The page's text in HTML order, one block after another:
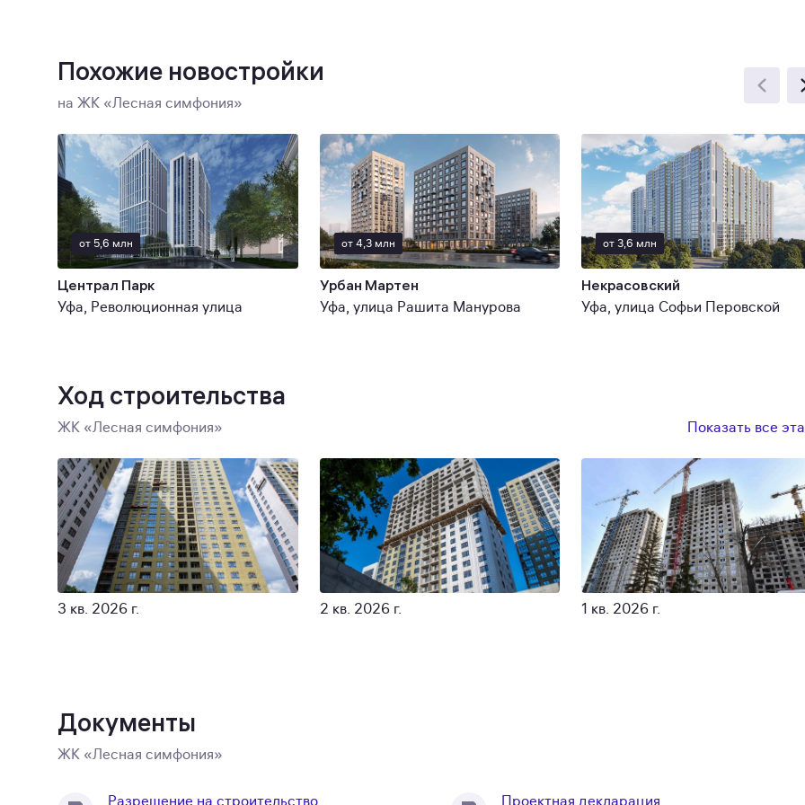
Похожие новостройки
на ЖК «Лесная симфония»
от 5,6 млн
Централ Парк
Уфа, Революционная улица
от 4,3 млн
Урбан Мартен
Уфа, улица Рашита Манурова
от 3,6 млн
Некрасовский
Уфа, улица Софьи Перовской
Ход строительства
ЖК «Лесная симфония» Показать все
3 кв. 2026 г. 2 кв. 2026 г. 1 кв. 2026 г.
Документы
ЖК «Лесная симфония»
Разрешение на строительство Проектная декларация